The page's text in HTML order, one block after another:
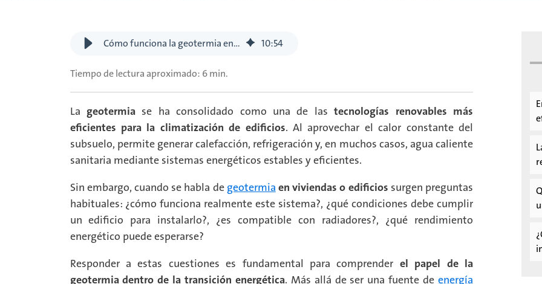
Cómo funciona la geotermia en edificios y viviendas: requisitos técnicos y rendimiento real 10:54
Tiempo de lectura aproximado: 6 min.
La geotermia se ha consolidado como una de lastecnologías renovables más
eficientes para la climatización de edificios. Al aprovechar el calor constante del
subsuelo, permite generar calefacción, refrigeración y, en muchos casos, agua caliente
sanitaria mediante sistemas energéticos estables y eficientes.
Sin embargo, cuando se habla de geotermia en viviendas o edificios surgen preguntas
habituales: ¿cómo funciona realmente este sistema?, ¿qué condiciones debe cumplir
un edificio para instalarlo?, ¿es compatible con radiadores?, ¿qué rendimiento
energético puede esperarse?
Responder a estas cuestiones es fundamental para comprender el papel de la
geotermia dentro de la transición energética. Más allá de ser una fuente deenergía